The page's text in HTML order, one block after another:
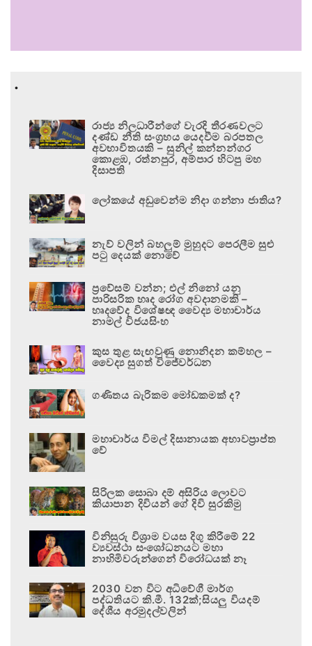
.
රාජ්‍ය නිලධාරීන්ගේ වැරදි තීරණවලට
දණ්ඩ නීති සංග්‍රහය යෙදවීම බරපතල
අවභාවිතයකි – සුනිල් කන්නන්ගර
කොළඹ, රත්නපුර, අම්පාර හිටපු මහ
දිසාපති
ලෝකයේ අඩුවෙන්ම නිදා ගන්නා ජාතිය?
නැව් වලින් බහලුම් මුහුදට පෙරලීම සුළු
පටු දෙයක් නොවේ
ප්‍රවේසම් වන්න; එල් නිනෝ යනු
පාරිසරික හෘද රෝග අවදානමකි –
හෘදවේද විශේෂඥ වෛද්‍ය මහාචාර්ය
නාමල් විජයසිංහ
කුස තුළ සැඟවුණු නොනිදන කම්හල –
වෛද්‍ය සුගත් විජේවර්ධන
ගණිතය බැරිකම මෝඩකමක් ද?
මහාචාර්ය විමල් දිසානායක අභාවප්‍රාප්ත
වේ
සිරිලක සොබා දම් අසිරිය ලොවට
කියාපාන දිවියන් ගේ දිවි සුරකිමු
විනිසුරු විශ්‍රාම වයස දිගු කිරීමේ 22
ව්‍යවස්ථා සංශෝධනයට මහා
නාහිමිවරුන්ගෙන් විරෝධයක් නෑ
2030 වන විට අධිවේගී මාර්ග
පද්ධතියට කි.මී. 132ක්;සියලු වියදම්
දේශීය අරමුදල්වලින්